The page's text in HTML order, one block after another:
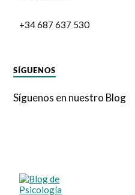
+34 687 637 530
SÍGUENOS
Síguenos en nuestro Blog